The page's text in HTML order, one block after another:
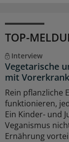
TOP-
Interview
Vegetarische
mit
Rein pflanzliche
funktionieren,
Ein Kinder- und
Veganismus
Ernährung